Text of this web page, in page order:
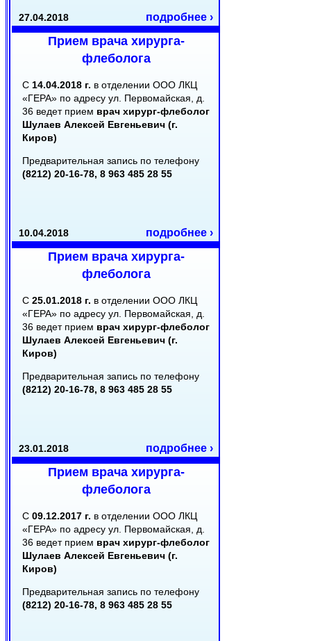
27.04.2018 подробнее ›
Прием врача хирурга-
флеболога
С 14.04.2018 г. в отделении ООО ЛКЦ
«ГЕРА» по адресу ул. Первомайская, д.
36 ведет прием врач хирург-флеболог
Шулаев Алексей Евгеньевич (г.
Киров)
Предварительная запись по телефону
(8212) 20-16-78, 8 963 485 28 55
10.04.2018 подробнее ›
Прием врача хирурга-
флеболога
С 25.01.2018 г. в отделении ООО ЛКЦ
«ГЕРА» по адресу ул. Первомайская, д.
36 ведет прием врач хирург-флеболог
Шулаев Алексей Евгеньевич (г.
Киров)
Предварительная запись по телефону
(8212) 20-16-78, 8 963 485 28 55
23.01.2018 подробнее ›
Прием врача хирурга-
флеболога
С 09.12.2017 г. в отделении ООО ЛКЦ
«ГЕРА» по адресу ул. Первомайская, д.
36 ведет прием врач хирург-флеболог
Шулаев Алексей Евгеньевич (г.
Киров)
Предварительная запись по телефону
(8212) 20-16-78, 8 963 485 28 55